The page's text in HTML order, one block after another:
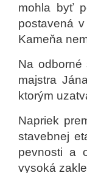
mohla byť
postavená
Kameňa
Na odborné
majstra
ktorým
Napriek
stavebnej
pevnosti a
vysoká